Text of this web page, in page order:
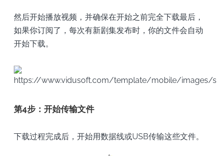
然后开始播放视频，并确保在开始之前完全下载最后，
如果你订阅了，每次有新剧集发布时，你的文件会自动
开始下载。
第4步：开始传输文件
下载过程完成后，开始用数据线或USB传输这些文件。